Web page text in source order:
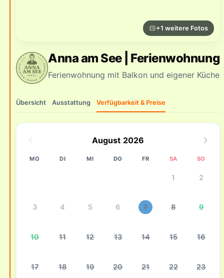
+1 weitere Fotos
Anna am See | Ferienwohnung
Ferienwohnung mit Balkon und eigener Küche
Übersicht Ausstattung Verfügbarkeit & Preise
August 2026
MO DI MI DO FR SA SO
1 2
3 4 5 6 7 8 9
10 11 12 13 14 15 16
17 18 19 20 21 22 23